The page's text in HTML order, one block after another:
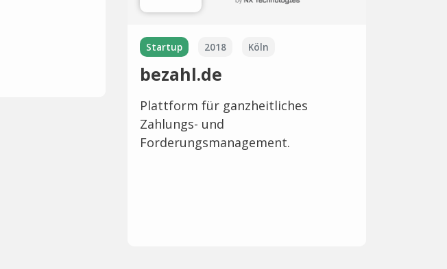
Startup 2018 Köln
bezahl.de
Plattform für ganzheitliches
Zahlungs- und
Forderungsmanagement.